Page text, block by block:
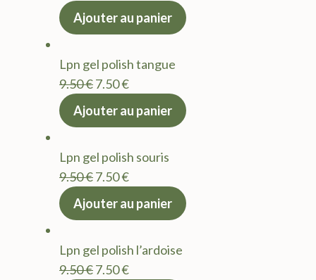
prix
9.50 €.
actuel
7.50 €.
Ajouter au panier
Lpn gel polish tangue
9.50€Le
prix
9.50 €.
7.50€Le
actuel
7.50 €.
Ajouter au panier
Lpn gel polish souris
9.50€Le
prix
9.50 €.
7.50€Le
actuel
7.50 €.
Ajouter au panier
Lpn gel polish l’ardoise
9.50€Le
7.50€Le